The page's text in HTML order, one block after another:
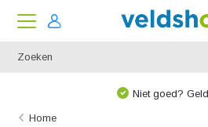
Niet goed?
Home